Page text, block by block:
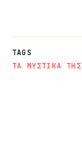
TAGS
ΤΑ ΜΥΣΤΙΚΑ